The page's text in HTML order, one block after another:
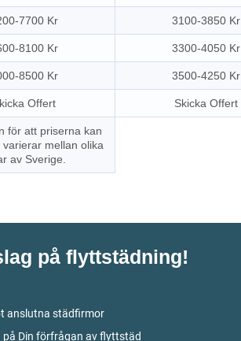
7700 Kr 3100-3850 Kr
8100 Kr 3300-4050 Kr
8500 Kr 3500-4250 Kr
Offert Skicka Offert
för att priserna kan
mellan olika
av Sverige.
på flyttstädning!
anslutna städfirmor
Din förfrågan av flyttstäd